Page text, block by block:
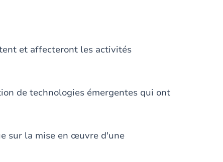
et affecteront les activités
de technologies émergentes qui ont
sur la mise en œuvre d'une